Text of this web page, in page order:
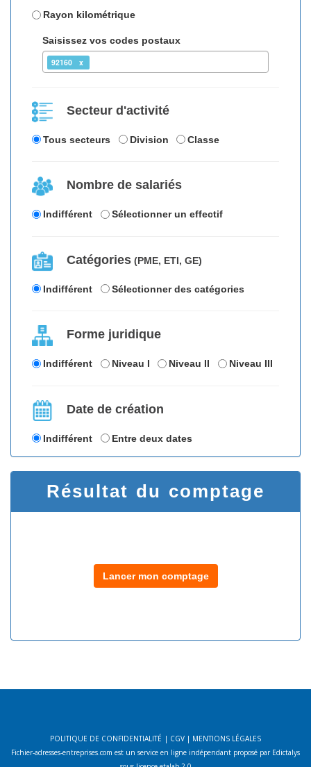
Rayon kilométrique
Saisissez vos codes postaux
92160
Secteur d'activité
Tous secteurs Division Classe
Nombre de salariés
Indifférent Sélectionner un effectif
Catégories (PME, ETI, GE)
Indifférent Sélectionner des catégories
Forme juridique
Indifférent Niveau I Niveau II Niveau III
Date de création
Indifférent Entre deux dates
Résultat du comptage
Lancer mon comptage
POLITIQUE DE CONFIDENTIALITÉ | CGV | MENTIONS LÉGALES
Fichier-adresses-entreprises.com est un service en ligne indépendant proposé par Edictalys